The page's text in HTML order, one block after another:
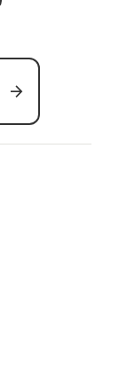
arrow_forward